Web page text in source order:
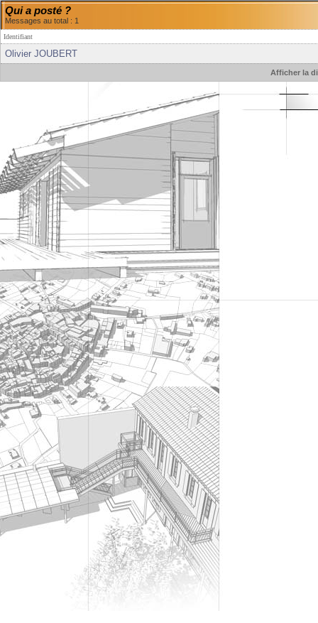
Qui a posté ?
Messages au total : 1
Identifiant
Olivier JOUBERT
Afficher la